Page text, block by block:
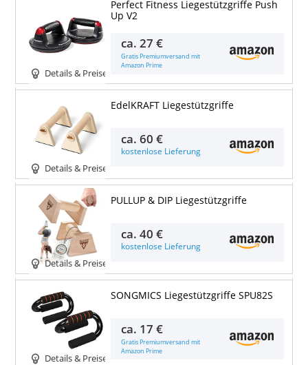
Details & Preise
Perfect Fitness Liegestützgriffe Push
Up V2
ca.27 €
Gratis Premiumversand mit
Amazon Prime
Details & Preise
EdelKRAFT Liegestützgriffe
ca.60 €
kostenlose Lieferung
Details & Preise
PULLUP & DIP Liegestützgriffe
ca.40 €
kostenlose Lieferung
Details & Preise
SONGMICS Liegestützgriffe SPU82S
ca. 17 €
Gratis Premiumversand mit
Amazon Prime